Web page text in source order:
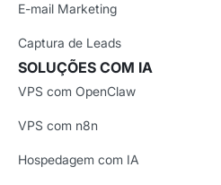
E-mail Marketing
Captura de Leads
SOLUÇÕES COM IA
VPS com OpenClaw
VPS com n8n
Hospedagem com IA